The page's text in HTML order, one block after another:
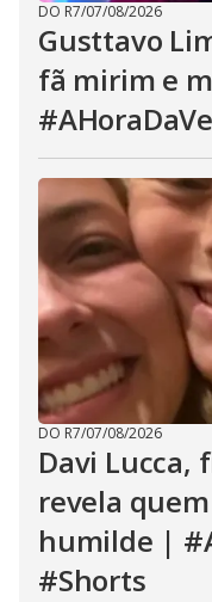
DO R7/07/08/2026
Gusttavo
fã mirim e
DO R7/07/08/2026
Davi Lucca,
revela
humilde |
#Shorts